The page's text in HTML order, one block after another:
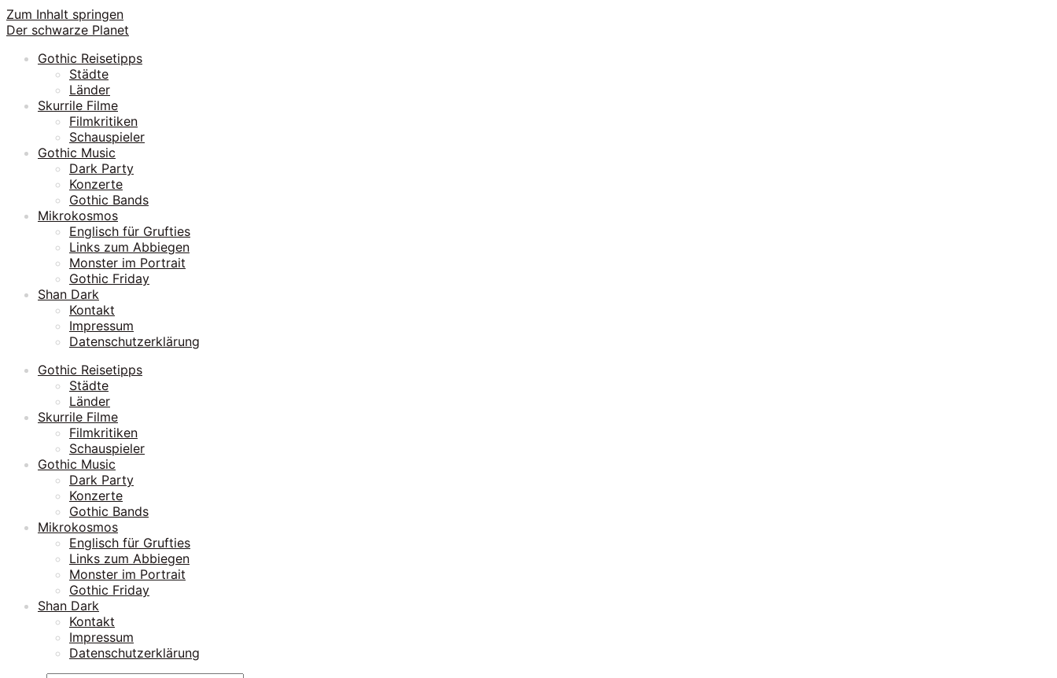
Zum Inhalt springen
Der schwarze Planet
Gothic Reisetipps
Städte
Länder
Skurrile Filme
Filmkritiken
Schauspieler
Gothic Music
Dark Party
Konzerte
Gothic Bands
Mikrokosmos
Englisch für Grufties
Links zum Abbiegen
Monster im Portrait
Gothic Friday
Shan Dark
Kontakt
Impressum
Datenschutzerklärung
Gothic Reisetipps
Städte
Länder
Skurrile Filme
Filmkritiken
Schauspieler
Gothic Music
Dark Party
Konzerte
Gothic Bands
Mikrokosmos
Englisch für Grufties
Links zum Abbiegen
Monster im Portrait
Gothic Friday
Shan Dark
Kontakt
Impressum
Datenschutzerklärung